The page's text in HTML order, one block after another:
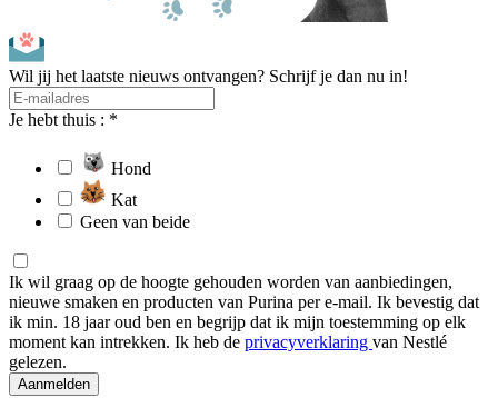
Wil jij het laatste nieuws ontvangen? Schrijf je dan nu in!
Je hebt thuis : *
Hond
Kat
Geen van beide
Ik wil graag op de hoogte gehouden worden van aanbiedingen,
nieuwe smaken en producten van Purina per e-mail. Ik bevestig dat
ik min. 18 jaar oud ben en begrijp dat ik mijn toestemming op elk
moment kan intrekken. Ik heb de privacyverklaring van Nestlé
gelezen.
Aanmelden